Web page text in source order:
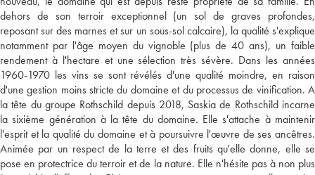
dehors de son terroir exceptionnel (un sol de graves profondes,
reposant sur des marnes et sur un sous-sol calcaire), la qualité s'explique
notamment par l'âge moyen du vignoble (plus de 40 ans), un faible
rendement à l'hectare et une sélection très sévère. Dans les années
1960-1970 les vins se sont révélés d'une qualité moindre, en raison
d'une gestion moins stricte du domaine et du processus de vinification. A
la tête du groupe Rothschild depuis 2018, Saskia de Rothschild incarne
la sixième génération à la tête du domaine. Elle s'attache à maintenir
l'esprit et la qualité du domaine et à poursuivre l'œuvre de ses ancêtres.
Animée par un respect de la terre et des fruits qu'elle donne, elle se
pose en protectrice du terroir et de la nature. Elle n'hésite pas à non plus